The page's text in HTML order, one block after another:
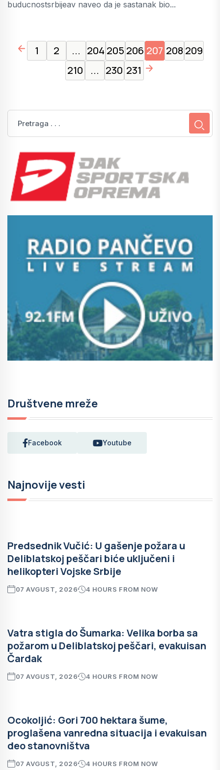
buducnostsrbijeav naveo da je sastanak bio...
page left arrow
1 2 ... 204 205 206 207 208 209
210
... 230 231
Društvene mreže
Facebook Youtube
Najnovije vesti
Predsednik Vučić: U gašenje požara u
Deliblatskoj peščari biće uključeni i
helikopteri Vojske Srbije
07 AVGUST, 2026 4 HOURS FROM NOW
Vatra stigla do Šumarka: Velika borba sa
požarom u Deliblatskoj peščari, evakuisan
Čardak
07 AVGUST, 2026 4 HOURS FROM NOW
Ocokoljić: Gori 700 hektara šume,
proglašena vanredna situacija i evakuisan
deo stanovništva
07 AVGUST, 2026 4 HOURS FROM NOW